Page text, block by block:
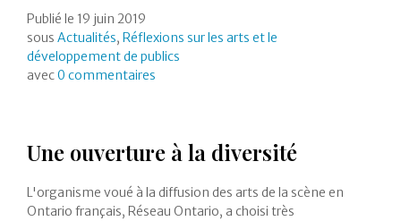
Publié le 19 juin 2019
sous Actualités, Réflexions sur les arts et le
développement de publics
avec0 commentaires
Une ouverture à la diversité
L'organisme voué à la diffusion des arts de la scène en
Ontario français, Réseau Ontario, a choisi très